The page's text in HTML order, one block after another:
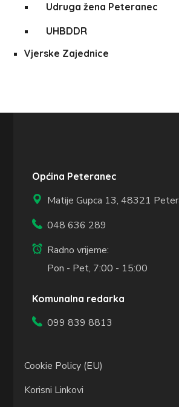
Udruga žena Peteranec
UHBDDR
Vjerske Zajednice
Općina Peteranec
Matije Gupca 13,48321
048 636 289
Radno vrijeme:
Pon - Pet, 7:00 - 15:00
Komunalna redarka
099 839 8813
Cookie Policy (EU)
Korisni Linkovi